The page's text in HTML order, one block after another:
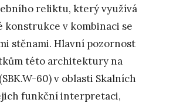
reliktu, který využívá
konstrukce v kombinaci se
stěnami. Hlavní pozornost
této architektury na
60) v oblasti Skalních
funkční interpretaci,